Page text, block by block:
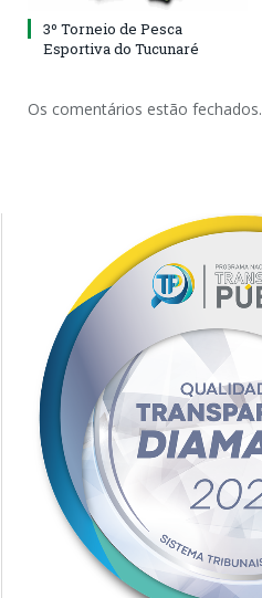
3º Torneio de Pesca
Esportiva do Tucunaré
Os comentários estão fechados.